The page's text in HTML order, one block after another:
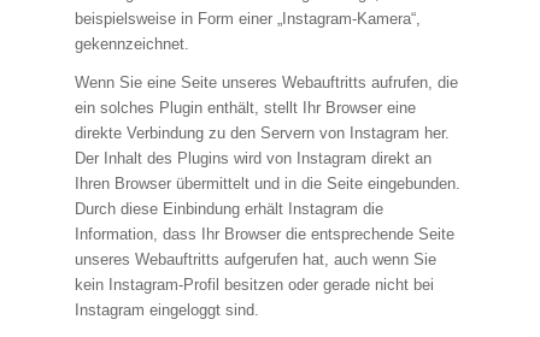
beispielsweise in Form einer „Instagram-Kamera“,
gekennzeichnet.
Wenn Sie eine Seite unseres Webauftritts aufrufen, die
ein solches Plugin enthält, stellt Ihr Browser eine
direkte Verbindung zu den Servern von Instagram her.
Der Inhalt des Plugins wird von Instagram direkt an
Ihren Browser übermittelt und in die Seite eingebunden.
Durch diese Einbindung erhält Instagram die
Information, dass Ihr Browser die entsprechende Seite
unseres Webauftritts aufgerufen hat, auch wenn Sie
kein Instagram-Profil besitzen oder gerade nicht bei
Instagram eingeloggt sind.